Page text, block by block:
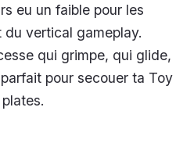
eu un faible pour les
vertical gameplay.
qui grimpe, qui glide,
pour secouer ta Toy